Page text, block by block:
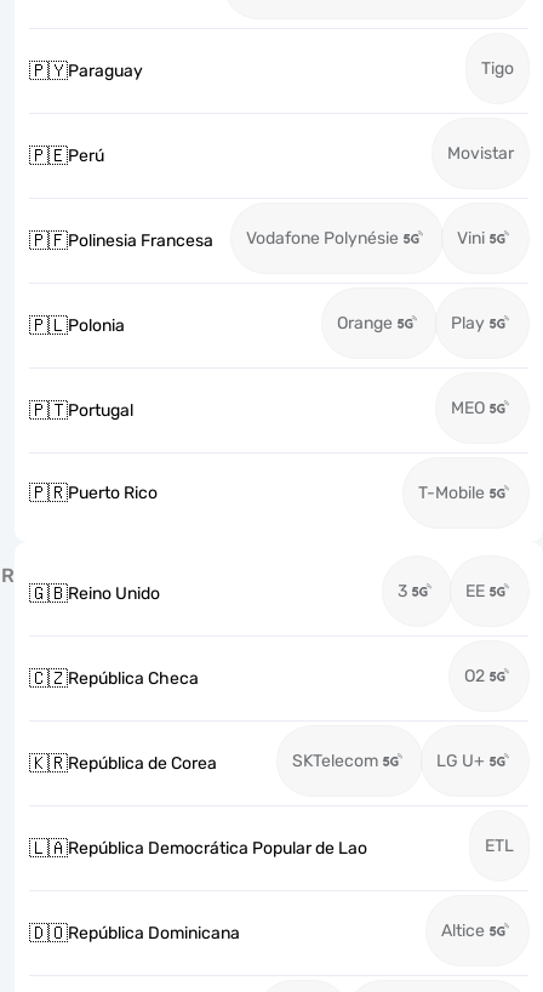
🇵🇾Paraguay Tigo
🇵🇪Perú Movistar
🇵🇫Polinesia Francesa Vodafone Polynésie Vini
🇵🇱Polonia Orange Play
🇵🇹Portugal MEO
🇵🇷Puerto Rico T-Mobile
R
🇬🇧Reino Unido 3 EE
🇨🇿República Checa O2
🇰🇷República de Corea SKTelecom LG U+
🇱🇦República Democrática Popular de Lao ETL
🇩🇴República Dominicana Altice